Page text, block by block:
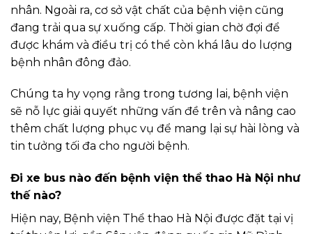
nhân. Ngoài ra, cơ sở vật chất của bệnh viện cũng
đang trải qua sự xuống cấp. Thời gian chờ đợi để
được khám và điều trị có thể còn khá lâu do lượng
bệnh nhân đông đảo.
Chúng ta hy vọng rằng trong tương lai, bệnh viện
sẽ nỗ lực giải quyết những vấn đề trên và nâng cao
thêm chất lượng phục vụ để mang lại sự hài lòng và
tin tưởng tối đa cho người bệnh.
Đi xe bus nào đến bệnh viện thể thao Hà Nội như
thế nào?
Hiện nay, Bệnh viện Thể thao Hà Nội được đặt tại vị